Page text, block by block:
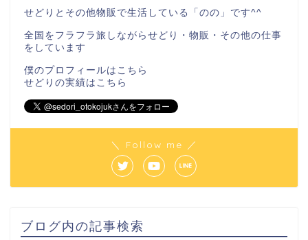
せどりとその他物販で生活している「のの」です^^
全国をフラフラ旅しながらせどり・物販・その他の仕事
をしています
僕のプロフィールは こちら
せどりの実績は こちら
＼ Follow me ／
ブログ内の記事検索